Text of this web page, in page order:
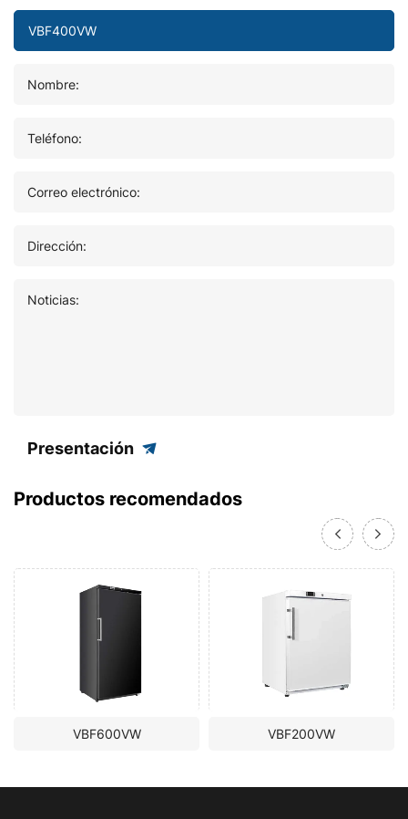
Nombre:
Teléfono:
Correo electrónico:
Dirección:
Noticias:
Presentación
Productos recomendados
VBF600VW VBF200VW